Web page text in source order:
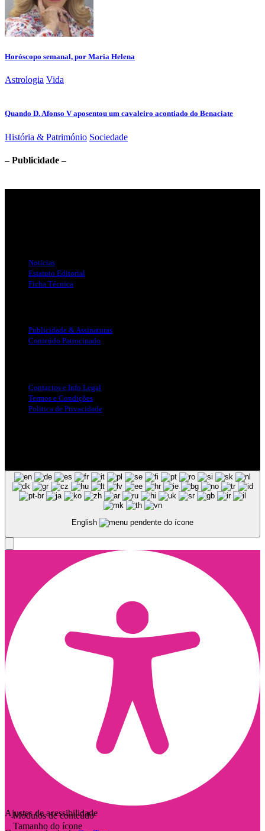
Horóscopo semanal, por Maria Helena
Astrologia Vida
Quando D. Afonso V aposentou um cavaleiro acontiado do Benaciate
História & Património Sociedade
– Publicidade –
Notícias
Estatuto Editorial
Ficha Técnica
Publicidade & Assinaturas
Conteúdo Patrocinado
Contactos e Info Legal
Termos e Condições
Politica de Privacidade
English
Ajustes de acessibilidade
Módulos de conteúdo
Tamanho do ícone